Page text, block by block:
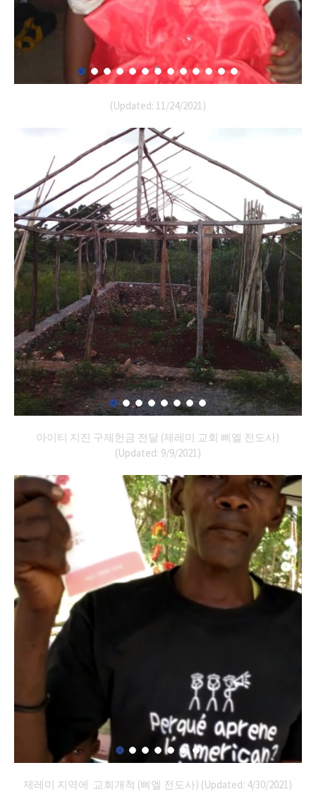
(Updated: 11/24/2021)
아이티 지진 구제헌금 전달 (제레미 교회 삐엘 전도사)
(Updated: 9/9/2021)
제레미 지역에 교회개척 (삐엘 전도사) (Updated: 4/30/2021)